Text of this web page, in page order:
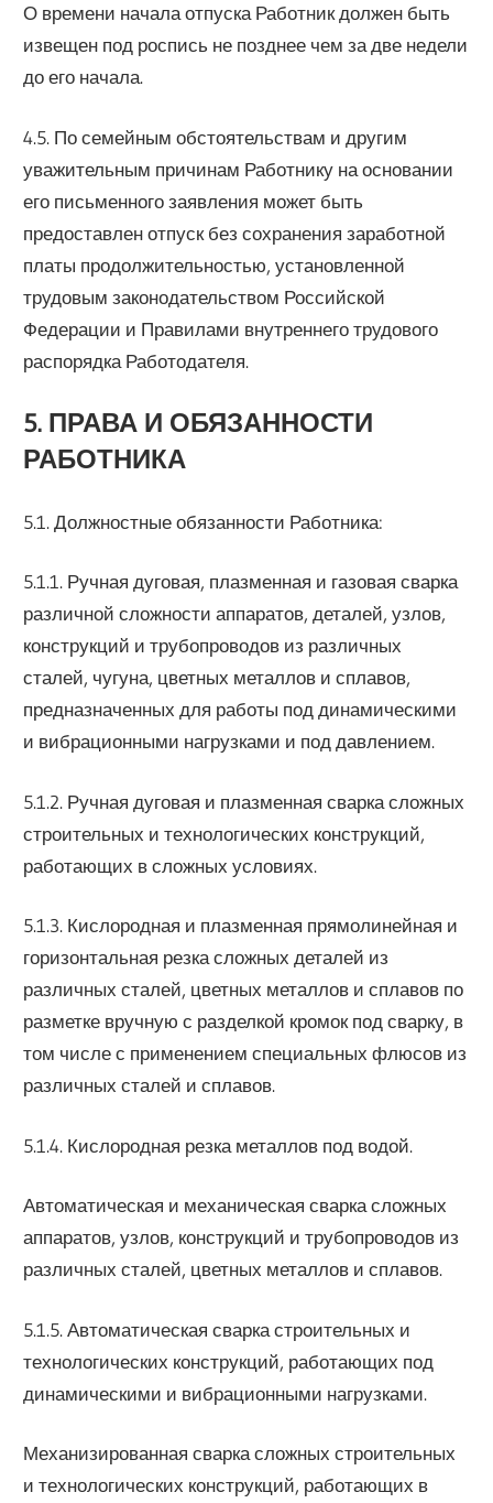
О времени начала отпуска Работник должен быть
извещен под роспись не позднее чем за две недели
до его начала.
4.5. По семейным обстоятельствам и другим
уважительным причинам Работнику на основании
его письменного заявления может быть
предоставлен отпуск без сохранения заработной
платы продолжительностью, установленной
трудовым законодательством Российской
Федерации и Правилами внутреннего трудового
распорядка Работодателя.
5. ПРАВА И ОБЯЗАННОСТИ
РАБОТНИКА
5.1. Должностные обязанности Работника:
5.1.1. Ручная дуговая, плазменная и газовая сварка
различной сложности аппаратов, деталей, узлов,
конструкций и трубопроводов из различных
сталей, чугуна, цветных металлов и сплавов,
предназначенных для работы под динамическими
и вибрационными нагрузками и под давлением.
5.1.2. Ручная дуговая и плазменная сварка сложных
строительных и технологических конструкций,
работающих в сложных условиях.
5.1.3. Кислородная и плазменная прямолинейная и
горизонтальная резка сложных деталей из
различных сталей, цветных металлов и сплавов по
разметке вручную с разделкой кромок под сварку, в
том числе с применением специальных флюсов из
различных сталей и сплавов.
5.1.4. Кислородная резка металлов под водой.
Автоматическая и механическая сварка сложных
аппаратов, узлов, конструкций и трубопроводов из
различных сталей, цветных металлов и сплавов.
5.1.5. Автоматическая сварка строительных и
технологических конструкций, работающих под
динамическими и вибрационными нагрузками.
Механизированная сварка сложных строительных
и технологических конструкций, работающих в